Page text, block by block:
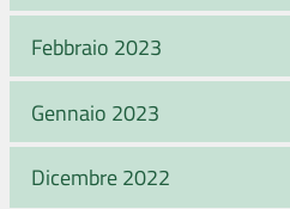
Febbraio 2023
Gennaio 2023
Dicembre 2022